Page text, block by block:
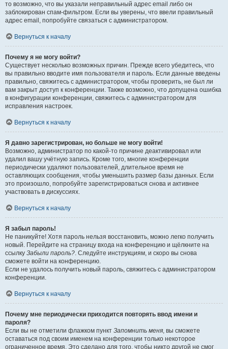
то возможно, что вы указали неправильный адрес email либо он
заблокирован спам-фильтром. Если вы уверены, что ввели правильный
адрес email, попробуйте связаться с администратором.
Вернуться к началу
Почему я не могу войти?
Существует несколько возможных причин. Прежде всего убедитесь, что
вы правильно вводите имя пользователя и пароль. Если данные введены
правильно, свяжитесь с администратором, чтобы проверить, не был ли
вам закрыт доступ к конференции. Также возможно, что допущена ошибка
в конфигурации конференции, свяжитесь с администратором для
исправления настроек.
Вернуться к началу
Я давно зарегистрирован, но больше не могу войти!
Возможно, администратор по какой-то причине деактивировал или
удалил вашу учётную запись. Кроме того, многие конференции
периодически удаляют пользователей, длительное время не
оставляющих сообщения, чтобы уменьшить размер базы данных. Если
это произошло, попробуйте зарегистрироваться снова и активнее
участвовать в дискуссиях.
Вернуться к началу
Я забыл пароль!
Не паникуйте! Хотя пароль нельзя восстановить, можно легко получить
новый. Перейдите на страницу входа на конференцию и щёлкните на
ссылку Забыли пароль?. Следуйте инструкциям, и скоро вы снова
сможете войти на конференцию.
Если не удалось получить новый пароль, свяжитесь с администратором
конференции.
Вернуться к началу
Почему мне периодически приходится повторять ввод имени и
пароля?
Если вы не отметили флажком пункт Запомнить меня, вы сможете
оставаться под своим именем на конференции только некоторое
ограниченное время. Это сделано для того, чтобы никто другой не смог